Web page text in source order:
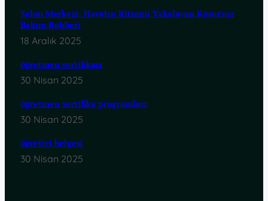
Salon Merkezi: Hayatın Ritmini Yakalayan Kusursuz
Bakım Rehberi
18 Aralık 2025
öğretmen sertifikası
30 Nisan 2025
öğretmen sertifika programları
30 Nisan 2025
öğretici belgesi
30 Nisan 2025